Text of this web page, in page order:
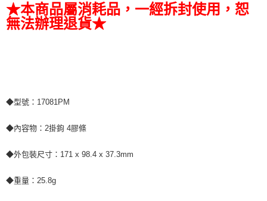
★本商品屬消耗品，一經拆封使用，恕
無法辦理退貨★
◆型號：17081PM
◆內容物：2掛鉤 4膠條
◆外包裝尺寸：171 x 98.4 x 37.3mm
◆重量：25.8g